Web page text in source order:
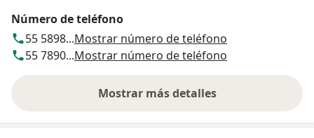
Número de teléfono
55 5898...Mostrar número de teléfono
55 7890...Mostrar número de teléfono
Mostrar más detalles
sobre la dirección